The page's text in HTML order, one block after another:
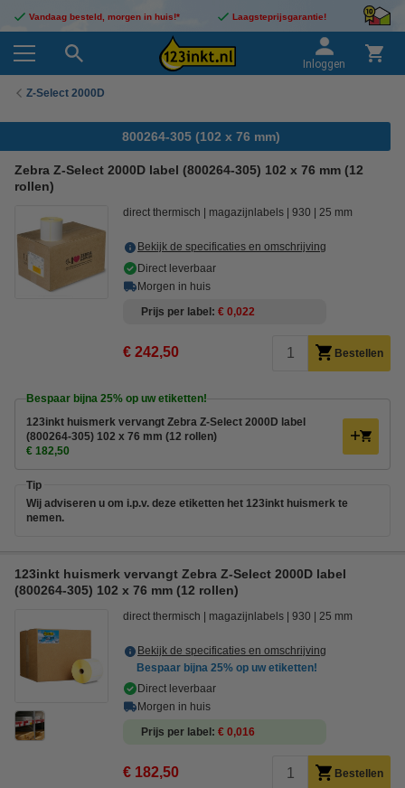
Vandaag besteld, morgen in huis!* Laagsteprijsgarantie!
Inloggen
Z-Select 2000D
800264-305 (102 x 76 mm)
Zebra Z-Select 2000D label (800264-305) 102 x 76 mm (12
rollen)
direct thermisch magazijnlabels 930 25 mm
Bekijk de specificaties en omschrijving
Direct leverbaar
Morgen in huis
Prijs per label
€ 0,022
€ 242,50 Bestellen
Bespaar bijna 25% op uw etiketten!
123inkt huismerk vervangt Zebra Z-Select 2000D label
(800264-305) 102 x 76 mm (12 rollen)
€ 182,50
Tip
Wij adviseren u om i.p.v. deze etiketten het 123inkt huismerk te
nemen.
123inkt huismerk vervangt Zebra Z-Select 2000D label
(800264-305) 102 x 76 mm (12 rollen)
direct thermisch magazijnlabels 930 25 mm
Bekijk de specificaties en omschrijving
Bespaar bijna 25% op uw etiketten!
Direct leverbaar
Morgen in huis
Prijs per label
€ 0,016
€ 182,50 Bestellen